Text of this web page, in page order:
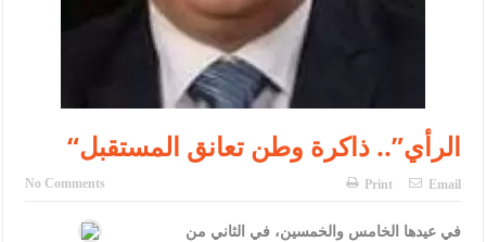
الملك يلتقي مجموعة من رفاق السلاح
الملك يتلقى اتصالا هاتفيا من العاهل البحريني
القاضي محمود أحمد فريحات.. مبارك ومزيدا من التوفيق
“الرأي”.. ذاكرة وطن تعانق المستقبل
No Comments Print Email
في عيدها الخامس والخمسين، في الثاني من